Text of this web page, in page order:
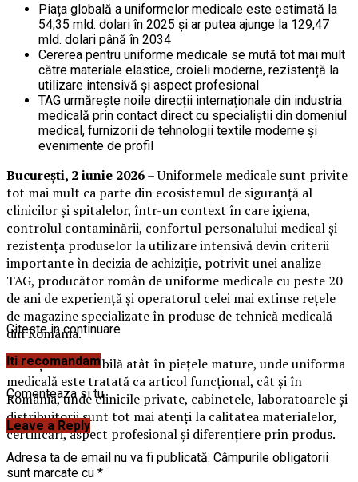
Piața globală a uniformelor medicale este estimată la
54,35 mld. dolari în 2025 și ar putea ajunge la 129,47
mld. dolari până în 2034
Cererea pentru uniforme medicale se mută tot mai mult
către materiale elastice, croieli moderne, rezistență la
utilizare intensivă și aspect profesional
TAG urmărește noile direcții internaționale din industria
medicală prin contact direct cu specialiștii din domeniul
medical, furnizorii de tehnologii textile moderne și
evenimente de profil
București, 2 iunie 2026– Uniformele medicale sunt privite
tot mai mult ca parte din ecosistemul de siguranță al
clinicilor și spitalelor, într-un context în care igiena,
controlul contaminării, confortul personalului medical și
rezistența produselor la utilizare intensivă devin criterii
importante în decizia de achiziție, potrivit unei analize
TAG, producător român de uniforme medicale cu peste 20
de ani de experiență și operatorul celei mai extinse rețele
de magazine specializate în produse de tehnică medicală
din România.
Evoluția este vizibilă atât în piețele mature, unde uniforma
medicală este tratată ca articol funcțional, cât și în
România, unde clinicile private, cabinetele, laboratoarele și
distribuitorii sunt tot mai atenți la calitatea materialelor,
certificări, aspect profesional și diferențiere prin produs.
Citeste in continuare
Iti recomandam
Comenteaza si tu
Leave a Reply
Adresa ta de email nu va fi publicată. Câmpurile obligatorii
sunt marcate cu *